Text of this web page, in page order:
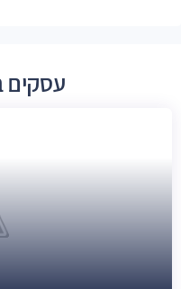
עסקים